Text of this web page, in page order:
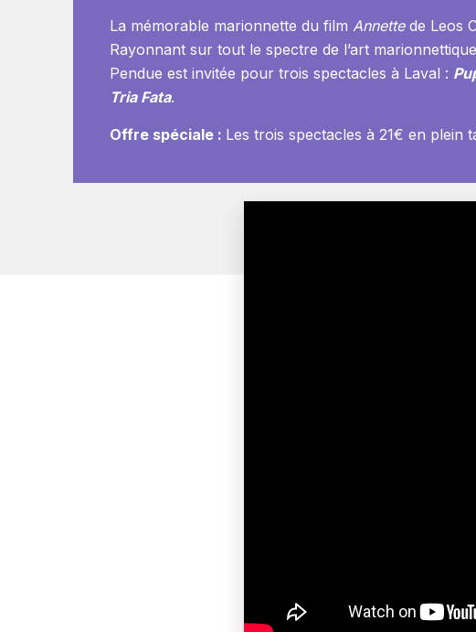
La mémorable marionnette du film Annettede Leos
Rayonnant sur tout le spectre de l’art
Pendue est invitée pour trois spectacles à Laval :
Tria Fata.
Offre spéciale : Les trois spectacles à 21€ en plein